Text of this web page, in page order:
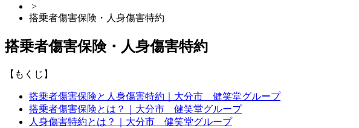
>
搭乗者傷害保険・人身傷害特約
搭乗者傷害保険・人身傷害特約
【もくじ】
搭乗者傷害保険と人身傷害特約｜大分市 健笑堂グループ
搭乗者傷害保険とは？｜大分市 健笑堂グループ
人身傷害特約とは？｜大分市 健笑堂グループ